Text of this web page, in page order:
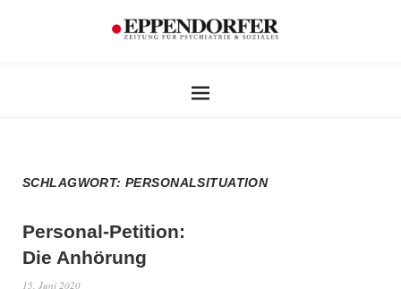
SCHLAGWORT:PERSONALSITUATION
Personal-Petition:
Die Anhörung
15. Juni 2020